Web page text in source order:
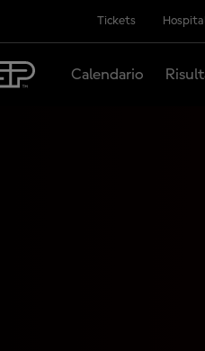
Tickets
Calendario